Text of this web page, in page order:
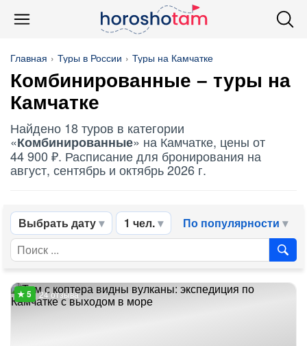
Главная Туры в России Туры на Камчатке
Комбинированные – туры на
Камчатке
Найдено 18 туров в категории
«Комбинированные» на Камчатке, цены от
44 900 ₽. Расписание для бронирования на
август, сентябрь и октябрь 2026 г.
Выбрать дату 1 чел. По популярности
24 отзыва